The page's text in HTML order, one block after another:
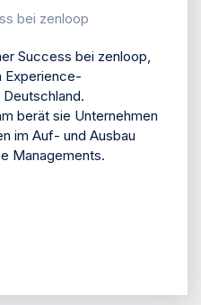
bei zenloop
Success bei zenloop,
Experience-
berät sie Unternehmen
im Auf- und Ausbau
Managements.